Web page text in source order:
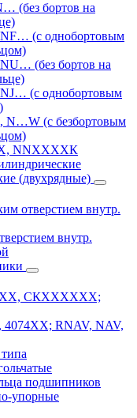
(без бортов на
(с однобортовым
(без бортов на
(с однобортовым
(с безбортовым
NNХХХХК
(двухрядные)
отверстием внутр.
внутр.
СКХХХХХХ;
RNAV, NAV,
подшипников
упорные